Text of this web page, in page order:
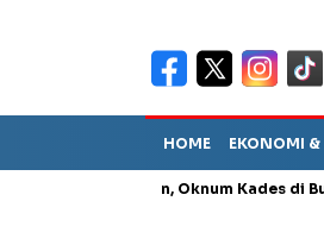
HOME EKONOMI &
Penganiayaan, Oknum Kades di